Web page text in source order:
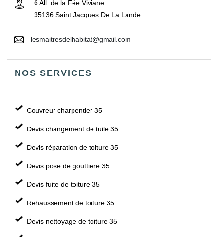
6 All. de la Fée Viviane
35136 Saint Jacques De La Lande
lesmaitresdelhabitat@gmail.com
NOS SERVICES
Couvreur charpentier 35
Devis changement de tuile 35
Devis réparation de toiture 35
Devis pose de gouttière 35
Devis fuite de toiture 35
Rehaussement de toiture 35
Devis nettoyage de toiture 35